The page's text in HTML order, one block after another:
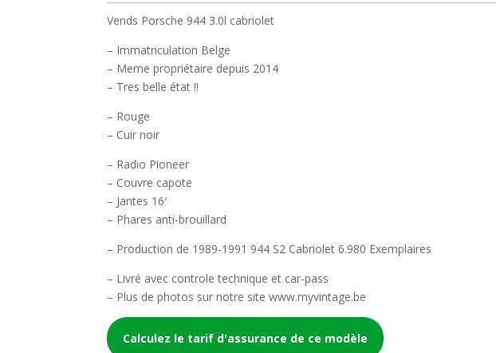
Vends Porsche 944 3.0l cabriolet
– Immatriculation Belge
– Meme propriétaire depuis 2014
– Tres belle état !!
– Rouge
– Cuir noir
– Radio Pioneer
– Couvre capote
– Jantes 16′
– Phares anti-brouillard
– Production de 1989-1991 944 S2 Cabriolet 6.980 Exemplaires
– Livré avec controle technique et car-pass
– Plus de photos sur notre site www.myvintage.be
Calculez le tarif d'assurance de ce modèle